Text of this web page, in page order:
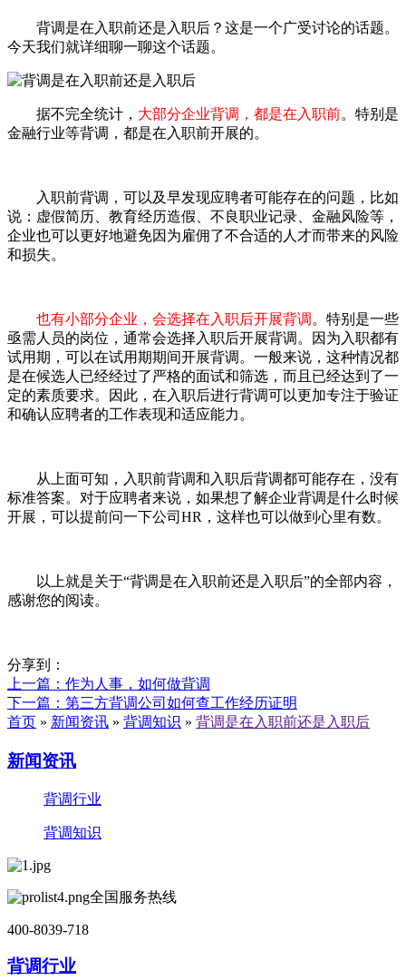
背调是在入职前还是入职后？这是一个广受讨论的话题。
今天我们就详细聊一聊这个话题。
据不完全统计， 大部分企业背调，都是在入职前。特别是
金融行业等背调，都是在入职前开展的。
入职前背调，可以及早发现应聘者可能存在的问题，比如
说：虚假简历、教育经历造假、不良职业记录、金融风险等，
企业也可以更好地避免因为雇佣了不合适的人才而带来的风险
和损失。
也有小部分企业，会选择在入职后开展背调 。特别是一些
亟需人员的岗位，通常会选择入职后开展背调。因为入职都有
试用期，可以在试用期期间开展背调。一般来说，这种情况都
是在候选人已经经过了严格的面试和筛选，而且已经达到了一
定的素质要求。因此，在入职后进行背调可以更加专注于验证
和确认应聘者的工作表现和适应能力。
从上面可知，入职前背调和入职后背调都可能存在，没有
标准答案。对于应聘者来说，如果想了解企业背调是什么时候
开展，可以提前问一下公司HR，这样也可以做到心里有数。
以上就是关于“背调是在入职前还是入职后”的全部内容，
感谢您的阅读。
分享到：
上一篇 ：作为人事，如何做背调
下一篇 ：第三方背调公司如何查工作经历证明
首页 » 新闻资讯 » 背调知识 » 背调是在入职前还是入职后
新闻资讯
背调行业
背调知识
全国服务热线
400-8039-718
背调行业